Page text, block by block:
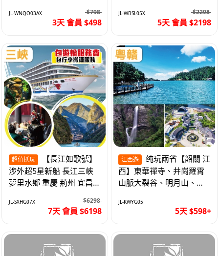
JL-WNQO03AX $798
3天 會員 $498
JL-WBSL05X $2298
5天 會員 $2198
超值抵玩
涉外超5星新船 長江三峽
夢里水鄉 重慶 荊州 宜昌
JL-SXHG07X $6298
7天 會員 $6198
江西遊
西】東華禪寺、井崗羅霄
山脈大裂谷、明月山、仙
JL-KWYG05
5天 $598+